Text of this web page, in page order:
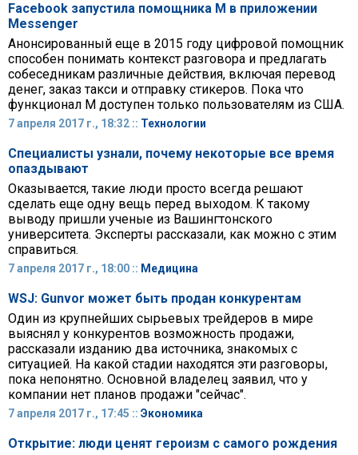
Facebook запустила помощника M в приложении
Messenger
Анонсированный еще в 2015 году цифровой помощник
способен понимать контекст разговора и предлагать
собеседникам различные действия, включая перевод
денег, заказ такси и отправку стикеров. Пока что
функционал M доступен только пользователям из США.
7 апреля 2017 г., 18:32 :: Технологии
Специалисты узнали, почему некоторые все время
опаздывают
Оказывается, такие люди просто всегда решают
сделать еще одну вещь перед выходом. К такому
выводу пришли ученые из Вашингтонского
университета. Эксперты рассказали, как можно с этим
справиться.
7 апреля 2017 г., 18:00 :: Медицина
WSJ: Gunvor может быть продан конкурентам
Один из крупнейших сырьевых трейдеров в мире
выяснял у конкурентов возможность продажи,
рассказали изданию два источника, знакомых с
ситуацией. На какой стадии находятся эти разговоры,
пока непонятно. Основной владелец заявил, что у
компании нет планов продажи "сейчас".
7 апреля 2017 г., 17:45 :: Экономика
Открытие: люди ценят героизм с самого рождения